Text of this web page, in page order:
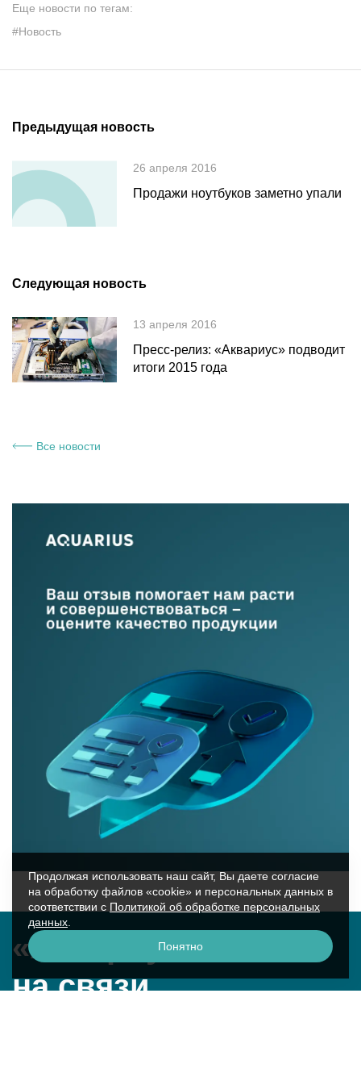
Еще новости по тегам:
#Новость
Предыдущая новость
26 апреля 2016
Продажи ноутбуков заметно упали
Следующая новость
13 апреля 2016
Пресс-релиз: «Аквариус» подводит
итоги 2015 года
Все новости
«Аквариус»
на связи
Продолжая использовать наш сайт, Вы даете согласие
на обработку файлов «cookie» и персональных данных в
соответствии с Политикой об обработке персональных
данных
Понятно